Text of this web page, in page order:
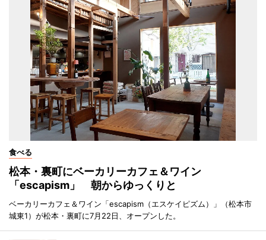
食べる
松本・裏町にベーカリーカフェ＆ワイン
「escapism」 朝からゆっくりと
ベーカリーカフェ＆ワイン「escapism（エスケイピズム）」（松本市
城東1）が松本・裏町に7月22日、オープンした。